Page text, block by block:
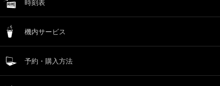
時刻表
機内サービス
予約・購入方法